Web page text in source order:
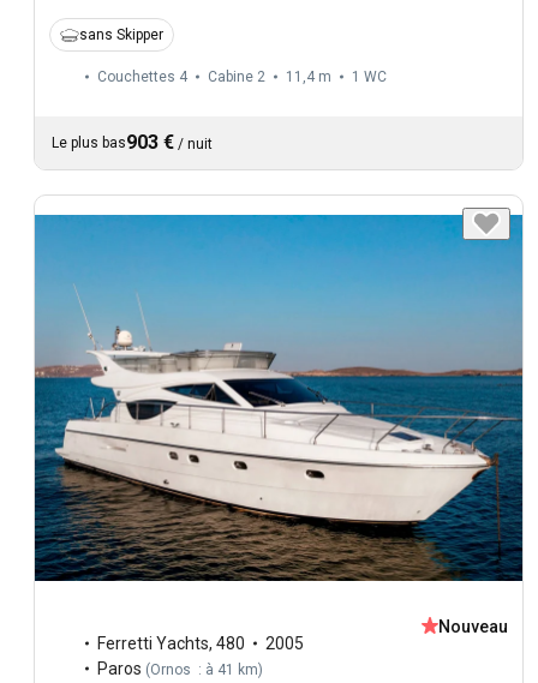
sans Skipper
Couchettes 4 Cabine 2 11,4 m 1 WC
Le plus bas903 € / nuit
Ferretti Yachts, 480
2005
Paros (Ornos : à 41 km)
Nouveau